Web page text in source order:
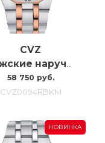
CVZ
58 750 руб.
CVZ0094RBKM
НОВИНКА